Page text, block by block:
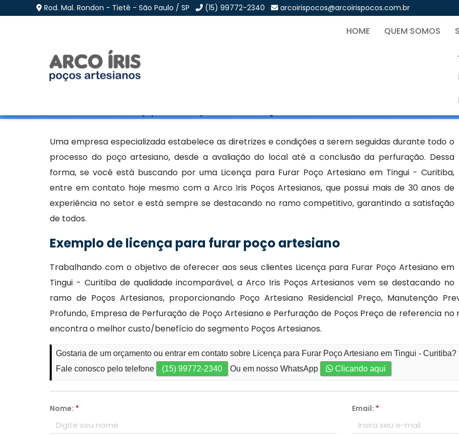
Rod. Mal. Rondon - Tietê - São Paulo / SP (15) 99772-2340 arcoirispocos@arcoirispocos.com.br
HOME QUEM SOMOS
Licença para Furar Poço Artesiano em Tingui -
Uma empresa especializada estabelece as diretrizes e condições a serem seguidas durante todo o
processo do poço artesiano, desde a avaliação do local até a conclusão da perfuração. Dessa
forma, se você está buscando por uma Licença para Furar Poço Artesiano em Tingui - Curitiba,
entre em contato hoje mesmo com a Arco Iris Poços Artesianos, que possui mais de 30 anos de
experiência no setor e está sempre se destacando no ramo competitivo, garantindo a satisfação
de todos.
Exemplo de licença para furar poço artesiano
Trabalhando com o objetivo de oferecer aos seus clientes Licença para Furar Poço Artesiano em
Tingui - Curitiba de qualidade incomparável, a Arco Iris Poços Artesianos vem se destacando no
ramo de Poços Artesianos, proporcionando Poço Artesiano Residencial Preço, Manutenção
Profundo, Empresa de Perfuração de Poço Artesiano e Perfuração de Poços Preço de referencia
encontra o melhor custo/benefício do segmento Poços Artesianos.
Gostaria de um orçamento ou entrar em contato sobre Licença para Furar Poço Artesiano em Tingui - Curitiba?
Fale conosco pelo telefone
(15) 99772-2340 Ou em nosso WhatsApp Clicando aqui
Nome: * Email: *